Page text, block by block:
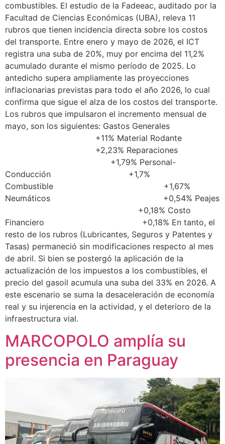
combustibles. El estudio de la Fadeeac, auditado por la
Facultad de Ciencias Económicas (UBA), releva 11
rubros que tienen incidencia directa sobre los costos
del transporte. Entre enero y mayo de 2026, el ICT
registra una suba de 20%, muy por encima del 11,2%
acumulado durante el mismo período de 2025. Lo
antedicho supera ampliamente las proyecciones
inflacionarias previstas para todo el año 2026, lo cual
confirma que sigue el alza de los costos del transporte.
Los rubros que impulsaron el incremento mensual de
mayo, son los siguientes: Gastos Generales
+11% Material Rodante
+2,23% Reparaciones
+1,79% Personal-
Conducción +1,7%
Combustible +1,67%
Neumáticos +0,54% Peajes
+0,18% Costo
Financiero +0,18% En tanto, el
resto de los rubros (Lubricantes, Seguros y Patentes y
Tasas) permaneció sin modificaciones respecto al mes
de abril. Si bien se postergó la aplicación de la
actualización de los impuestos a los combustibles, el
precio del gasoil acumula una suba del 33% en 2026. A
este escenario se suma la desaceleración de economía
real y su injerencia en la actividad, y el deterioro de la
infraestructura vial.
MARCOPOLO amplía su
presencia en Paraguay